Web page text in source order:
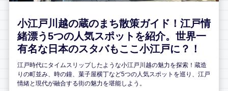
小江戸川越の蔵のまち散策ガイド！江戸情
緒漂う5つの人気スポットを紹介。世界一
有名な日本のスタバもここ小江戸に？！
江戸時代にタイムスリップしたような小江戸川越の魅力を探索！蔵造
りの町並み、時の鐘、菓子屋横丁など5つの人気スポットを巡り、江戸
情緒と現代が融合する街の魅力を堪能しよう。